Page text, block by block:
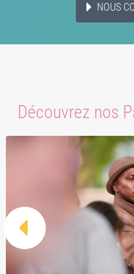
NOUS
Découvrez nos
